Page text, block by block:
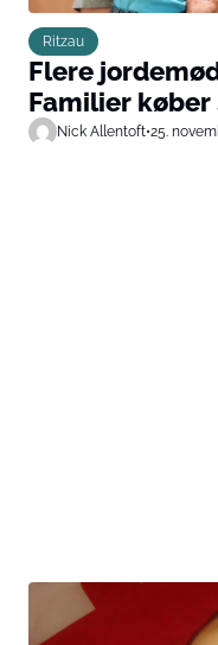
Ritzau
Flere
Familier
Nick Allentoft•25.